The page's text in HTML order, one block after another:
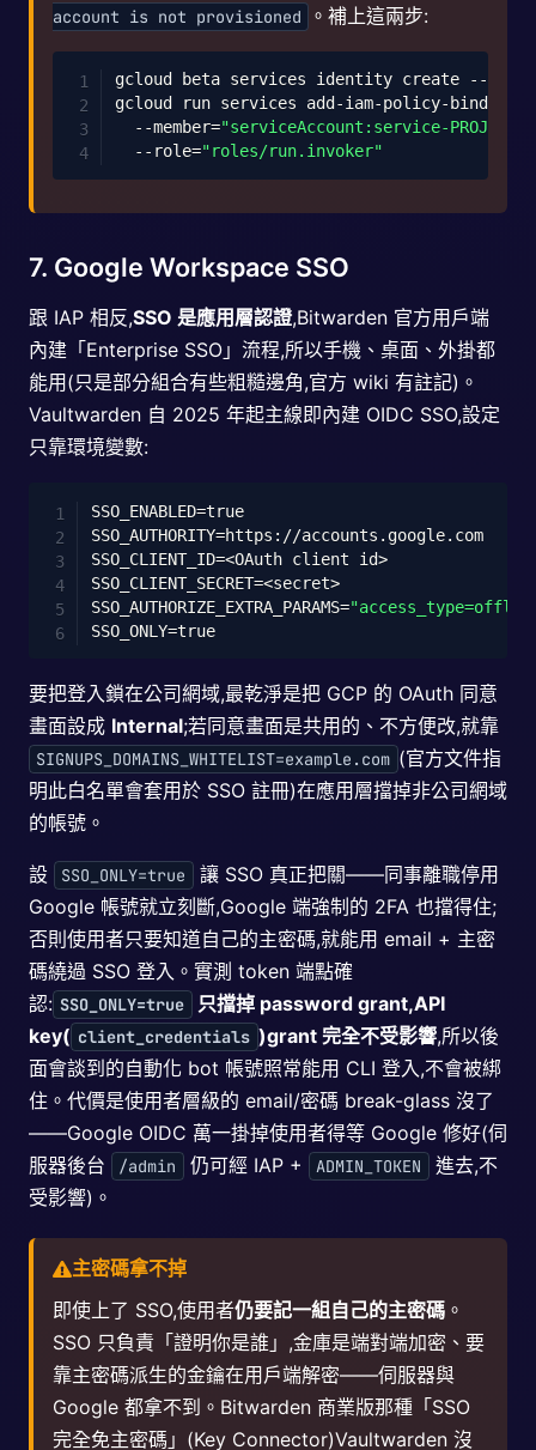
account is not provisioned
。補上這兩步:
gcloud beta services identity create
--
gcloud run services add-iam-policy-binding
--member="serviceAccount:service-
--role="roles/run.invoker"
Copy
7. Google Workspace SSO
跟 IAP 相反,SSO 是應用層認證,Bitwarden 官方用戶端
內建「Enterprise SSO」流程,所以手機、桌面、外掛都
能用(只是部分組合有些粗糙邊角,官方 wiki 有註記)。
Vaultwarden 自 2025 年起主線即內建 OIDC SSO,設定
只靠環境變數:
SSO_ENABLED=
true
SSO_AUTHORITY=
https://accounts.google.com
SSO_CLIENT_ID=<OAuth client id>
SSO_CLIENT_SECRET=<secret>
SSO_AUTHORIZE_EXTRA_PARAMS=
SSO_ONLY= true
要把登入鎖在公司網域,最乾淨是把 GCP 的 OAuth 同意
畫面設成 Internal;若同意畫面是共用的、不方便改,就靠
SIGNUPS_DOMAINS_WHITELIST=example.com (官方文件指
明此白名單會套用於 SSO 註冊)在應用層擋掉非公司網域
的帳號。
設 SSO_ONLY=true
讓 SSO 真正把關——同事離職停用
Google 帳號就立刻斷,Google 端強制的 2FA 也擋得住;
否則使用者只要知道自己的主密碼,就能用 email + 主密
碼繞過 SSO 登入。實測 token 端點確
認: SSO_ONLY=true
只擋掉 password grant,API
key( client_credentials )grant 完全不受影響,所以後
面會談到的自動化 bot 帳號照常能用 CLI 登入,不會被綁
住。代價是使用者層級的 email/密碼 break-glass 沒了
——Google OIDC 萬一掛掉使用者得等 Google 修好(伺
服器後台
/admin 仍可經 IAP + ADMIN_TOKEN
進去,不
受影響)。
主密碼拿不掉
即使上了 SSO,使用者仍要記一組自己的主密碼 。
SSO 只負責「證明你是誰」,金庫是端對端加密、要
靠主密碼派生的金鑰在用戶端解密——伺服器與
Google 都拿不到。Bitwarden 商業版那種「SSO
完全免主密碼」(Key Connector)Vaultwarden 沒